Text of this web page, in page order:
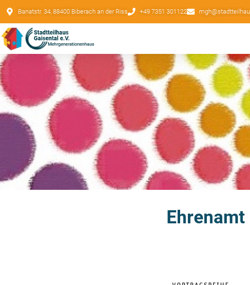
Banatstr. 34, 88400 Biberach an der Riss +49 7351 301122